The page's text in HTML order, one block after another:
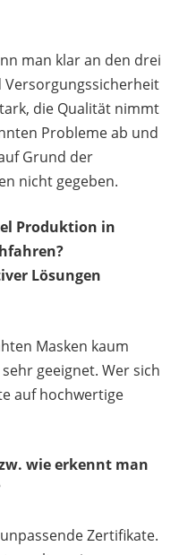
man klar an den drei
Versorgungssicherheit
die Qualität nimmt
Probleme ab und
Grund der
nicht gegeben.
Produktion in
Lösungen
Masken kaum
geeignet. Wer sich
auf hochwertige
wie erkennt man
Zertifikate.